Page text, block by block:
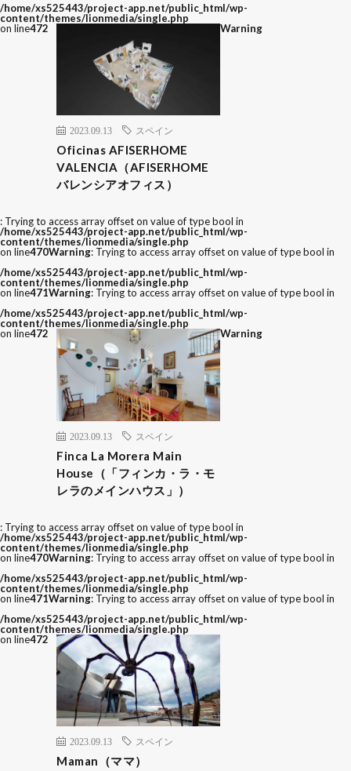
/home/xs525443/project-app.net/public_html/wp-
content/themes/lionmedia/single.php
on line472
2023.09.13 スペイン
Oficinas AFISERHOME
VALENCIA（AFISERHOME
バレンシアオフィス）
Warning
: Trying to access array offset on value of type bool in
/home/xs525443/project-app.net/public_html/wp-
content/themes/lionmedia/single.php
on line470Warning: Trying to access array offset on value of type bool in
/home/xs525443/project-app.net/public_html/wp-
content/themes/lionmedia/single.php
on line471Warning: Trying to access array offset on value of type bool in
/home/xs525443/project-app.net/public_html/wp-
content/themes/lionmedia/single.php
on line472
2023.09.13 スペイン
Finca La Morera Main
House（「フィンカ・ラ・モ
レラのメインハウス」）
Warning
: Trying to access array offset on value of type bool in
/home/xs525443/project-app.net/public_html/wp-
content/themes/lionmedia/single.php
on line470Warning: Trying to access array offset on value of type bool in
/home/xs525443/project-app.net/public_html/wp-
content/themes/lionmedia/single.php
on line471Warning: Trying to access array offset on value of type bool in
/home/xs525443/project-app.net/public_html/wp-
content/themes/lionmedia/single.php
on line472
2023.09.13 スペイン
Maman（ママ）